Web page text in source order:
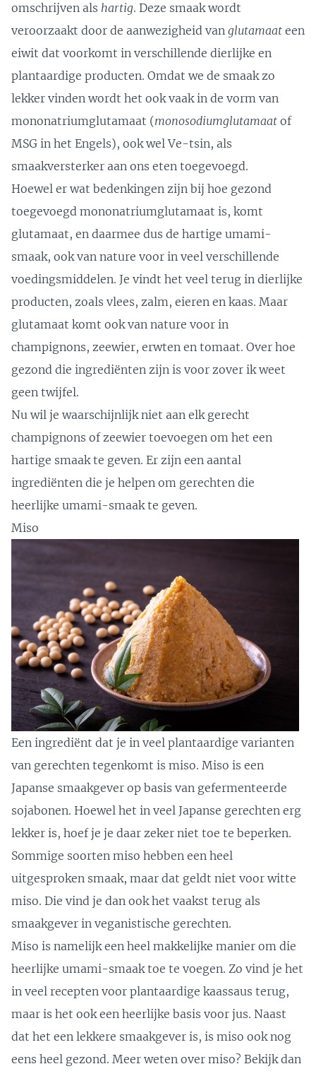
omschrijven als hartig. Deze smaak wordt
veroorzaakt door de aanwezigheid van glutamaat een
eiwit dat voorkomt in verschillende dierlijke en
plantaardige producten. Omdat we de smaak zo
lekker vinden wordt het ook vaak in de vorm van
mononatriumglutamaat (monosodiumglutamaat of
MSG in het Engels), ook wel Ve-tsin, als
smaakversterker aan ons eten toegevoegd.
Hoewel er wat bedenkingen zijn bij hoe gezond
toegevoegd mononatriumglutamaat is, komt
glutamaat, en daarmee dus de hartige umami-
smaak, ook van nature voor in veel verschillende
voedingsmiddelen. Je vindt het veel terug in dierlijke
producten, zoals vlees, zalm, eieren en kaas. Maar
glutamaat komt ook van nature voor in
champignons, zeewier, erwten en tomaat. Over hoe
gezond die ingrediënten zijn is voor zover ik weet
geen twijfel.
Nu wil je waarschijnlijk niet aan elk gerecht
champignons of zeewier toevoegen om het een
hartige smaak te geven. Er zijn een aantal
ingrediënten die je helpen om gerechten die
heerlijke umami-smaak te geven.
Miso
Een ingrediënt dat je in veel plantaardige varianten
van gerechten tegenkomt is miso. Miso is een
Japanse smaakgever op basis van gefermenteerde
sojabonen. Hoewel het in veel Japanse gerechten erg
lekker is, hoef je je daar zeker niet toe te beperken.
Sommige soorten miso hebben een heel
uitgesproken smaak, maar dat geldt niet voor witte
miso. Die vind je dan ook het vaakst terug als
smaakgever in veganistische gerechten.
Miso is namelijk een heel makkelijke manier om die
heerlijke umami-smaak toe te voegen. Zo vind je het
in veel recepten voor plantaardige kaassaus terug,
maar is het ookeen heerlijke basis voor jus. Naast
dat het een lekkere smaakgever is, is miso ook nog
eens heel gezond. Meer weten over miso? Bekijk dan